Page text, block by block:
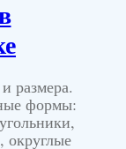
размера.
формы:
округлые